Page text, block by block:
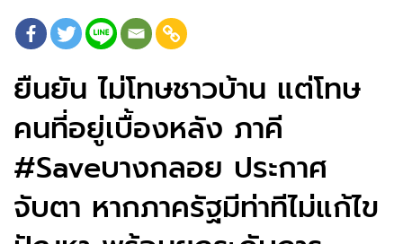
ยืนยัน ไม่โทษชาวบ้าน แต่โทษ
คนที่อยู่เบื้องหลัง ภาคี
#Saveบางกลอย ประกาศ
จับตา หากภาครัฐมีท่าทีไม่แก้ไข